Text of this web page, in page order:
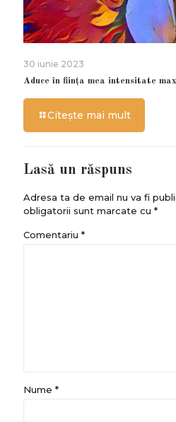
30 iunie 2023
Aduce în ființa mea intensitate
Citește mai mult
Lasă un răspuns
Adresa ta de email nu va fi
obligatorii sunt marcate cu *
Comentariu *
Nume *